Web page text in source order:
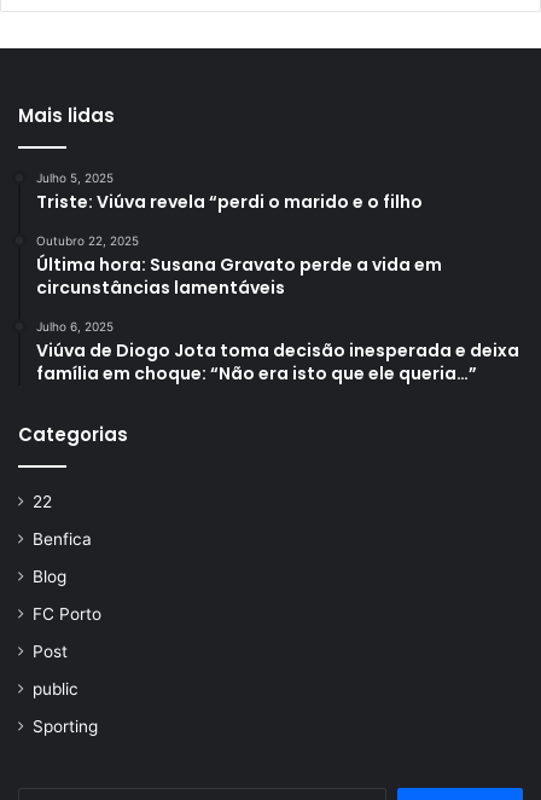
Mais lidas
Julho 5, 2025
Triste: Viúva revela “perdi o marido e o filho
Outubro 22, 2025
Última hora: Susana Gravato perde a vida em
circunstâncias lamentáveis
Julho 6, 2025
Viúva de Diogo Jota toma decisão inesperada e deixa
família em choque: “Não era isto que ele queria…”
Categorias
22
Benfica
Blog
FC Porto
Post
public
Sporting